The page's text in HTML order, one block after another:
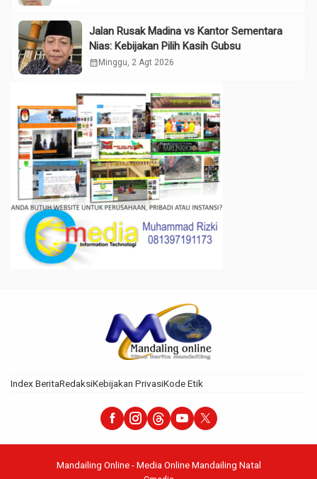
Jalan Rusak Madina vs Kantor Sementara
Nias: Kebijakan Pilih Kasih Gubsu
calendar_month Minggu, 2 Agt 2026
Index BeritaRedaksiKebijakan PrivasiKode Etik
Mandailing Online - Media Online Mandailing Natal